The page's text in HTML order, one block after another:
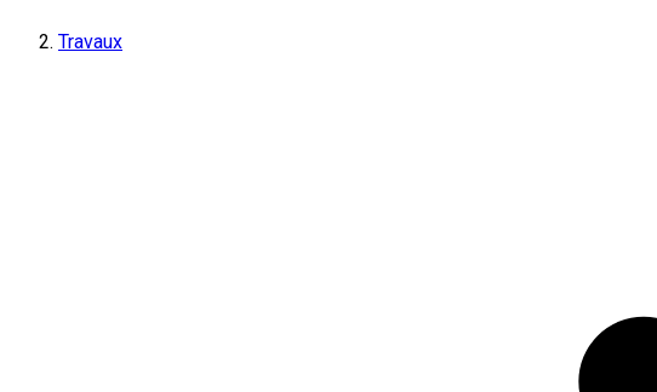
Travaux